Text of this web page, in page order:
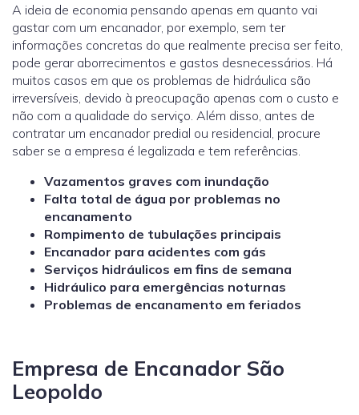
A ideia de economia pensando apenas em quanto vai
gastar com um encanador, por exemplo, sem ter
informações concretas do que realmente precisa ser feito,
pode gerar aborrecimentos e gastos desnecessários. Há
muitos casos em que os problemas de hidráulica são
irreversíveis, devido à preocupação apenas com o custo e
não com a qualidade do serviço. Além disso, antes de
contratar um encanador predial ou residencial, procure
saber se a empresa é legalizada e tem referências.
Vazamentos graves com inundação
Falta total de água por problemas no
encanamento
Rompimento de tubulações principais
Encanador para acidentes com gás
Serviços hidráulicos em fins de semana
Hidráulico para emergências noturnas
Problemas de encanamento em feriados
Empresa de Encanador São
Leopoldo